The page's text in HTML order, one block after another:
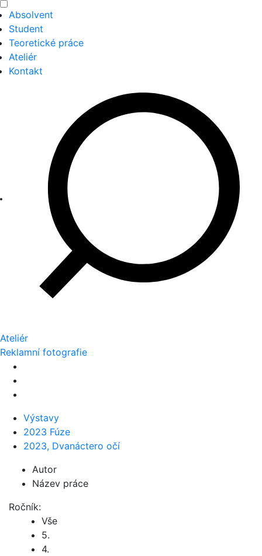
Absolvent
Student
Teoretické práce
Ateliér
Kontakt
Ateliér
Reklamní fotografie
Výstavy
2023 Fúze
2023, Dvanáctero očí
Autor
Název práce
Ročník:
Vše
5.
4.